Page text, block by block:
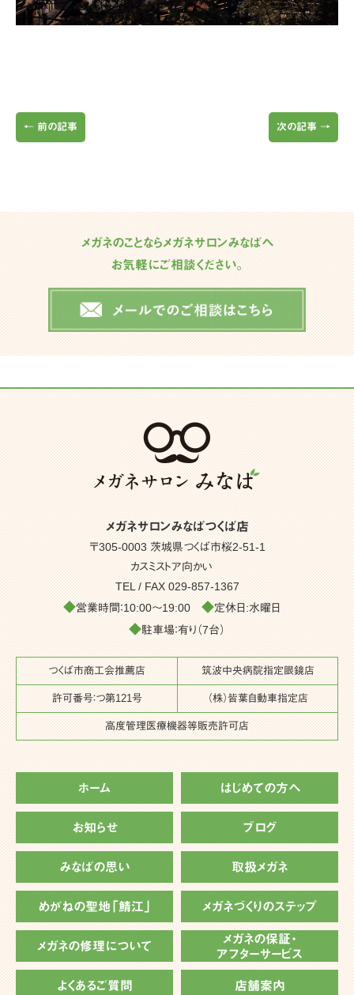
← 前の記事 次の記事 →
メガネのことならメガネサロンみなばへ
お気軽にご相談ください。
メガネサロンみなばつくば店
〒305-0003 茨城県つくば市桜2-51-1
カスミストア向かい
TEL / FAX 029-857-1367
◆営業時間：10:00～19:00 ◆定休日:水曜日
◆駐車場：有り（7台）
つくば市商工会推薦店 筑波中央病院指定眼鏡店
許可番号：つ第121号 （株）皆葉自動車指定店
高度管理医療機器等販売許可店
ホーム はじめての方へ
お知らせ ブログ
みなばの思い 取扱メガネ
めがねの聖地「鯖江」 メガネづくりのステップ
メガネの修理について
メガネの保証・
アフターサービス
よくあるご質問 店舗案内